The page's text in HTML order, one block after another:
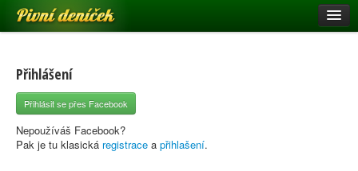
Pivní deníček
Pivní mapa
Pivní značky
Nápověda
Přihlášení
Přihlásit se přes Facebook
Nepoužíváš Facebook?
Pak je tu klasická registrace a přihlašení.